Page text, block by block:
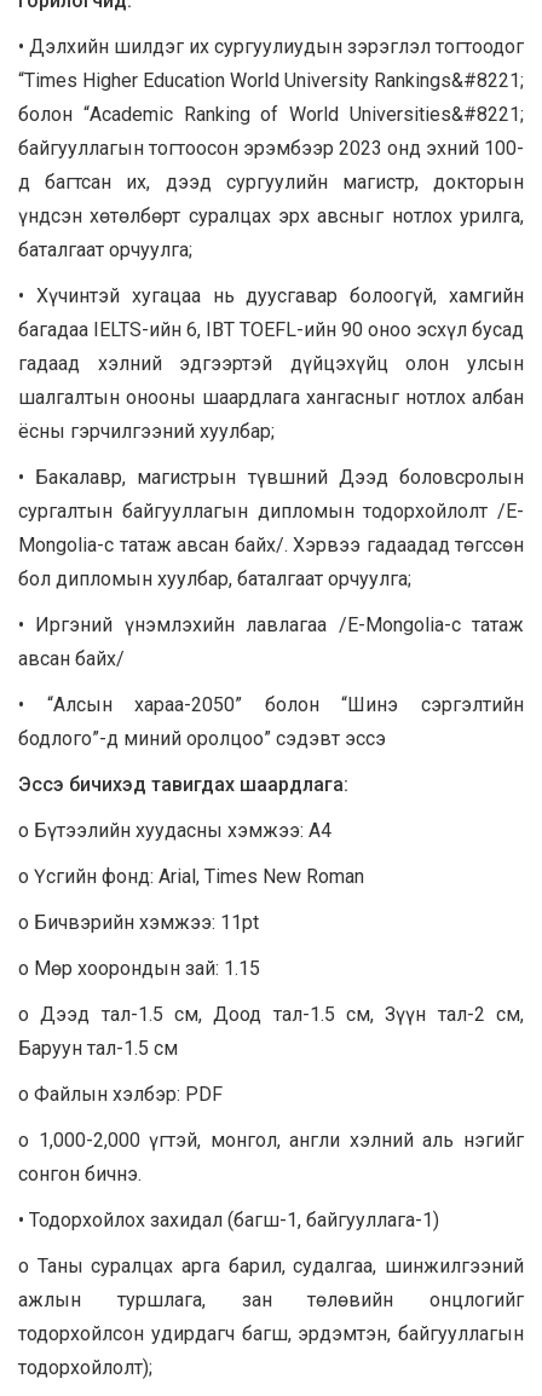
• Дэлхийн шилдэг их сургуулиудын зэрэглэл тогтоодог
“Times Higher Education World University Rankings&#8221;
болон “Academic Ranking of World Universities&#8221;
байгууллагын тогтоосон эрэмбээр 2023 онд эхний 100-
д багтсан их, дээд сургуулийн магистр, докторын
үндсэн хөтөлбөрт суралцах эрх авсныг нотлох урилга,
баталгаат орчуулга;
• Хүчинтэй хугацаа нь дуусгавар болоогүй, хамгийн
багадаа IELTS-ийн 6, IBT TOEFL-ийн 90 оноо эсхүл бусад
гадаад хэлний эдгээртэй дүйцэхүйц олон улсын
шалгалтын онооны шаардлага хангасныг нотлох албан
ёсны гэрчилгээний хуулбар;
• Бакалавр, магистрын түвшний Дээд боловсролын
сургалтын байгууллагын дипломын тодорхойлолт /E-
Mongolia-с татаж авсан байх/. Хэрвээ гадаадад төгссөн
бол дипломын хуулбар, баталгаат орчуулга;
• Иргэний үнэмлэхийн лавлагаа /E-Mongolia-с татаж
авсан байх/
• “Алсын хараа-2050” болон “Шинэ сэргэлтийн
бодлого”-д миний оролцоо” сэдэвт эссэ
Эссэ бичихэд тавигдах шаардлага:
o Бүтээлийн хуудасны хэмжээ: А4
o Үсгийн фонд: Arial, Times New Roman
o Бичвэрийн хэмжээ: 11pt
o Мөр хоорондын зай: 1.15
o Дээд тал-1.5 см, Доод тал-1.5 см, Зүүн тал-2 см,
Баруун тал-1.5 см
o Файлын хэлбэр: PDF
o 1,000-2,000 үгтэй, монгол, англи хэлний аль нэгийг
сонгон бичнэ.
• Тодорхойлох захидал (багш-1, байгууллага-1)
o Таны суралцах арга барил, судалгаа, шинжилгээний
ажлын туршлага, зан төлөвийн онцлогийг
тодорхойлсон удирдагч багш, эрдэмтэн, байгууллагын
тодорхойлолт);